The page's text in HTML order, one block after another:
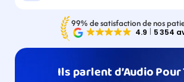
99% de satisfaction de nos
Ils parlent d’Audio Pour